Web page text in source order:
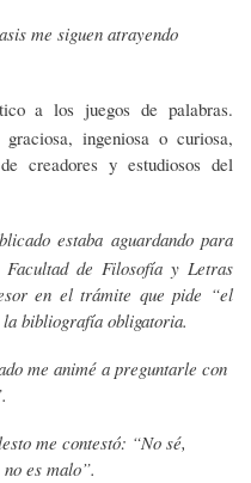
me siguen atrayendo
a los juegos de palabras.
graciosa, ingeniosa o curiosa,
creadores y estudiosos del
estaba aguardando para
de Filosofía y Letras
en el trámite que pide “el
bibliografía obligatoria.
me animé a preguntarle con
me contestó: “No sé,
es malo”.